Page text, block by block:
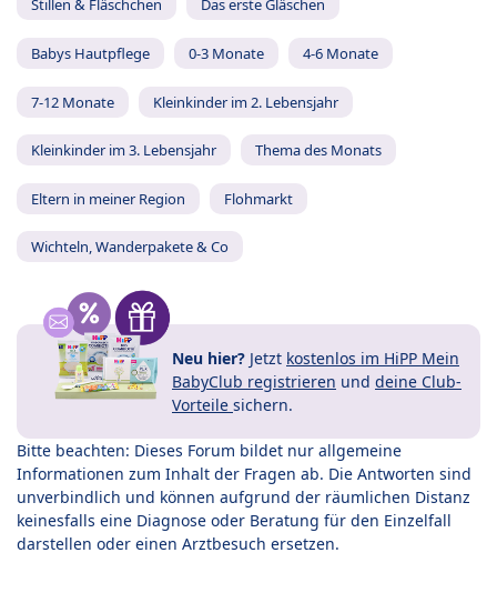
Stillen & Fläschchen Das erste Gläschen
Babys Hautpflege 0-3 Monate 4-6 Monate
7-12 Monate Kleinkinder im 2. Lebensjahr
Kleinkinder im 3. Lebensjahr Thema des Monats
Eltern in meiner Region Flohmarkt
Wichteln, Wanderpakete & Co
Neu hier? Jetzt kostenlos im HiPP Mein
BabyClub registrieren und deine Club-
Vorteile sichern.
Bitte beachten: Dieses Forum bildet nur allgemeine
Informationen zum Inhalt der Fragen ab. Die Antworten sind
unverbindlich und können aufgrund der räumlichen Distanz
keinesfalls eine Diagnose oder Beratung für den Einzelfall
darstellen oder einen Arztbesuch ersetzen.